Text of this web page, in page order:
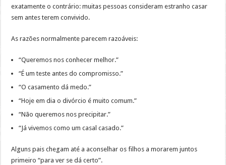
exatamente o contrário: muitas pessoas consideram estranho casar
sem antes terem convivido.
As razões normalmente parecem razoáveis:
“Queremos nos conhecer melhor.”
“É um teste antes do compromisso.”
“O casamento dá medo.”
“Hoje em dia o divórcio é muito comum.”
“Não queremos nos precipitar.”
“Já vivemos como um casal casado.”
Alguns pais chegam até a aconselhar os filhos a morarem juntos
primeiro “para ver se dá certo”.